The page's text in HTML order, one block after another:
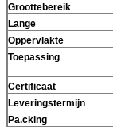
Groottebereik
Lange
Oppervlakte
Toepassing
Certificaat
Leveringstermijn
Pa.cking